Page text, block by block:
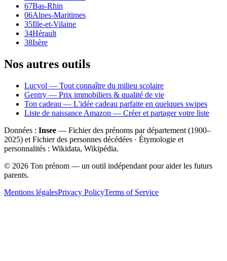
67Bas-Rhin
06Alpes-Maritimes
35Ille-et-Vilaine
34Hérault
38Isère
Nos autres outils
Lucyol — Tout connaître du milieu scolaire
Gentry — Prix immobiliers & qualité de vie
Ton cadeau — L'idée cadeau parfaite en quelques swipes
Liste de naissance Amazon — Créer et partager votre liste
Données : Insee — Fichier des prénoms par département (1900–
2025) et Fichier des personnes décédées · Étymologie et
personnalités : Wikidata, Wikipédia.
© 2026 Ton prénom — un outil indépendant pour aider les futurs
parents.
Mentions légalesPrivacy PolicyTerms of Service